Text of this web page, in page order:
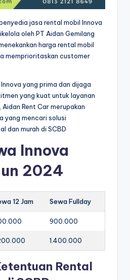
jasa rental mobil Innova
oleh PT Aidan Gemilang
harga rental mobil
memprioritaskan customer
yang prima dan dijaga
yang kuat untuk layanan
Rent Car merupakan
yang mencari solusi
dan murah di SCBD
Innova
2024
12 Jam Sewa Fullday
900.000
1.400.000
Rental